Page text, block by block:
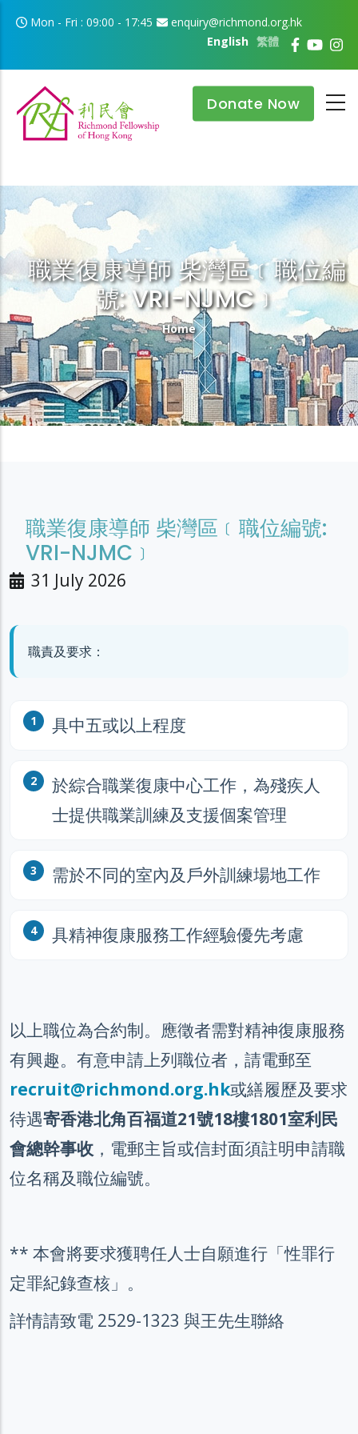
Skip to main content
Mon - Fri : 09:00 - 17:45
enquiry@richmond.org.hk
繁體
English
Donate Now
職業復康導師 柴灣區﹝職位編
號: VRI-NJMC﹞
Breadcrumb
Home
職業復康導師 柴灣區﹝職位編號:
VRI-NJMC﹞
31 July 2026
職責及要求：
具中五或以上程度
於綜合職業復康中心工作，為殘疾人
士提供職業訓練及支援個案管理
需於不同的室內及戶外訓練場地工作
具精神復康服務工作經驗優先考慮
以上職位為合約制。應徵者需對精神復康服務
有興趣。有意申請上列職位者，請電郵至
recruit@richmond.org.hk或繕履歷及要求
待遇寄香港北角百福道21號18樓1801室利民
會總幹事收 ，電郵主旨或信封面須註明申請職
位名稱及職位編號。
** 本會將要求獲聘任人士自願進行「性罪行
定罪紀錄查核」。
詳情請致電 2529-1323 與王先生聯絡